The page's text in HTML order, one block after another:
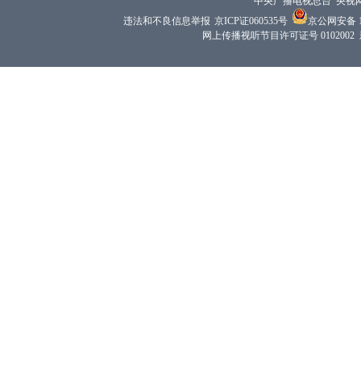
违法和不良信息举报 京ICP证060535号
京公网安备
网上传播视听节目许可证号 0102002